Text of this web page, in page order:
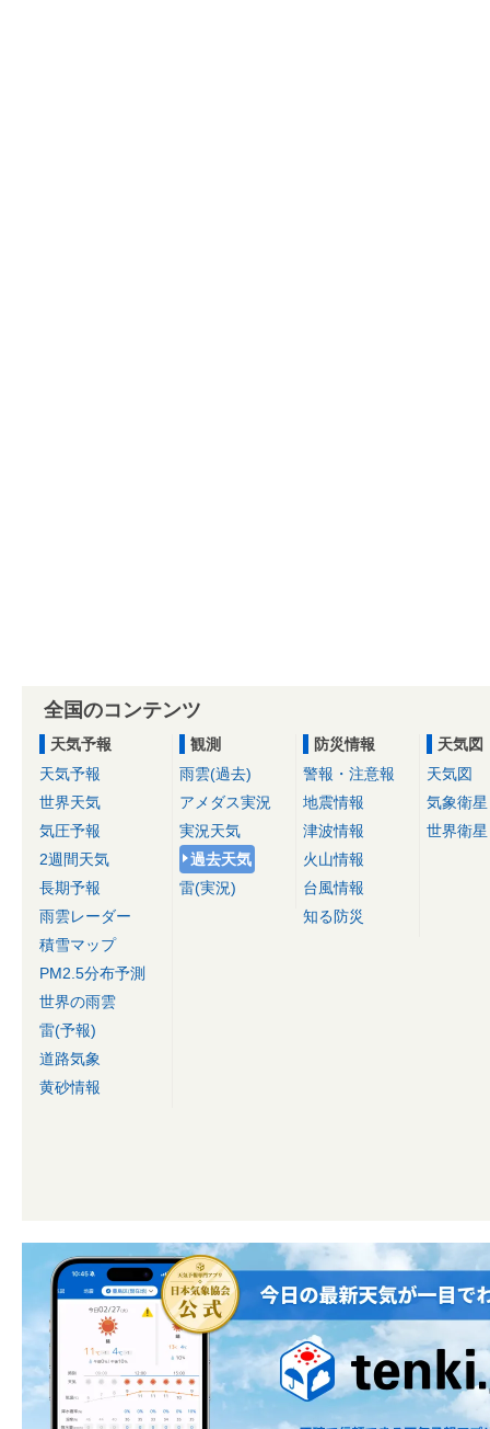
全国のコンテンツ
天気予報
天気予報
世界天気
気圧予報
2週間天気
長期予報
雨雲レーダー
積雪マップ
PM2.5分布予測
世界の雨雲
雷(予報)
道路気象
黄砂情報
観測
雨雲(過去)
アメダス実況
実況天気
過去天気
雷(実況)
防災情報
警報・注意報
地震情報
津波情報
火山情報
台風情報
知る防災
天気図
天気図
気象衛星
世界衛星